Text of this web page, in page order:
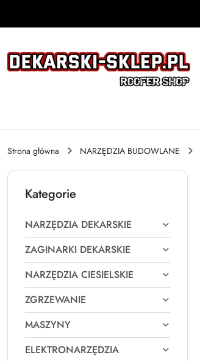
Strona główna NARZĘDZIA BUDOWLANE
Kategorie
NARZĘDZIA DEKARSKIE
ZAGINARKI DEKARSKIE
NARZĘDZIA CIESIELSKIE
ZGRZEWANIE
MASZYNY
ELEKTRONARZĘDZIA